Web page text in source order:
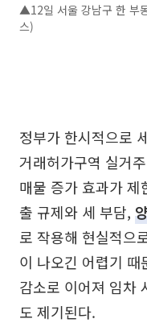
▲12일 서울 강남구 한 부
스)
정부가 한시적으로
거래허가구역 실거
매물 증가 효과가 제
출 규제와 세 부담,
로 작용해 현실적으
이 나오긴 어렵기
감소로 이어져 임차
도 제기된다.